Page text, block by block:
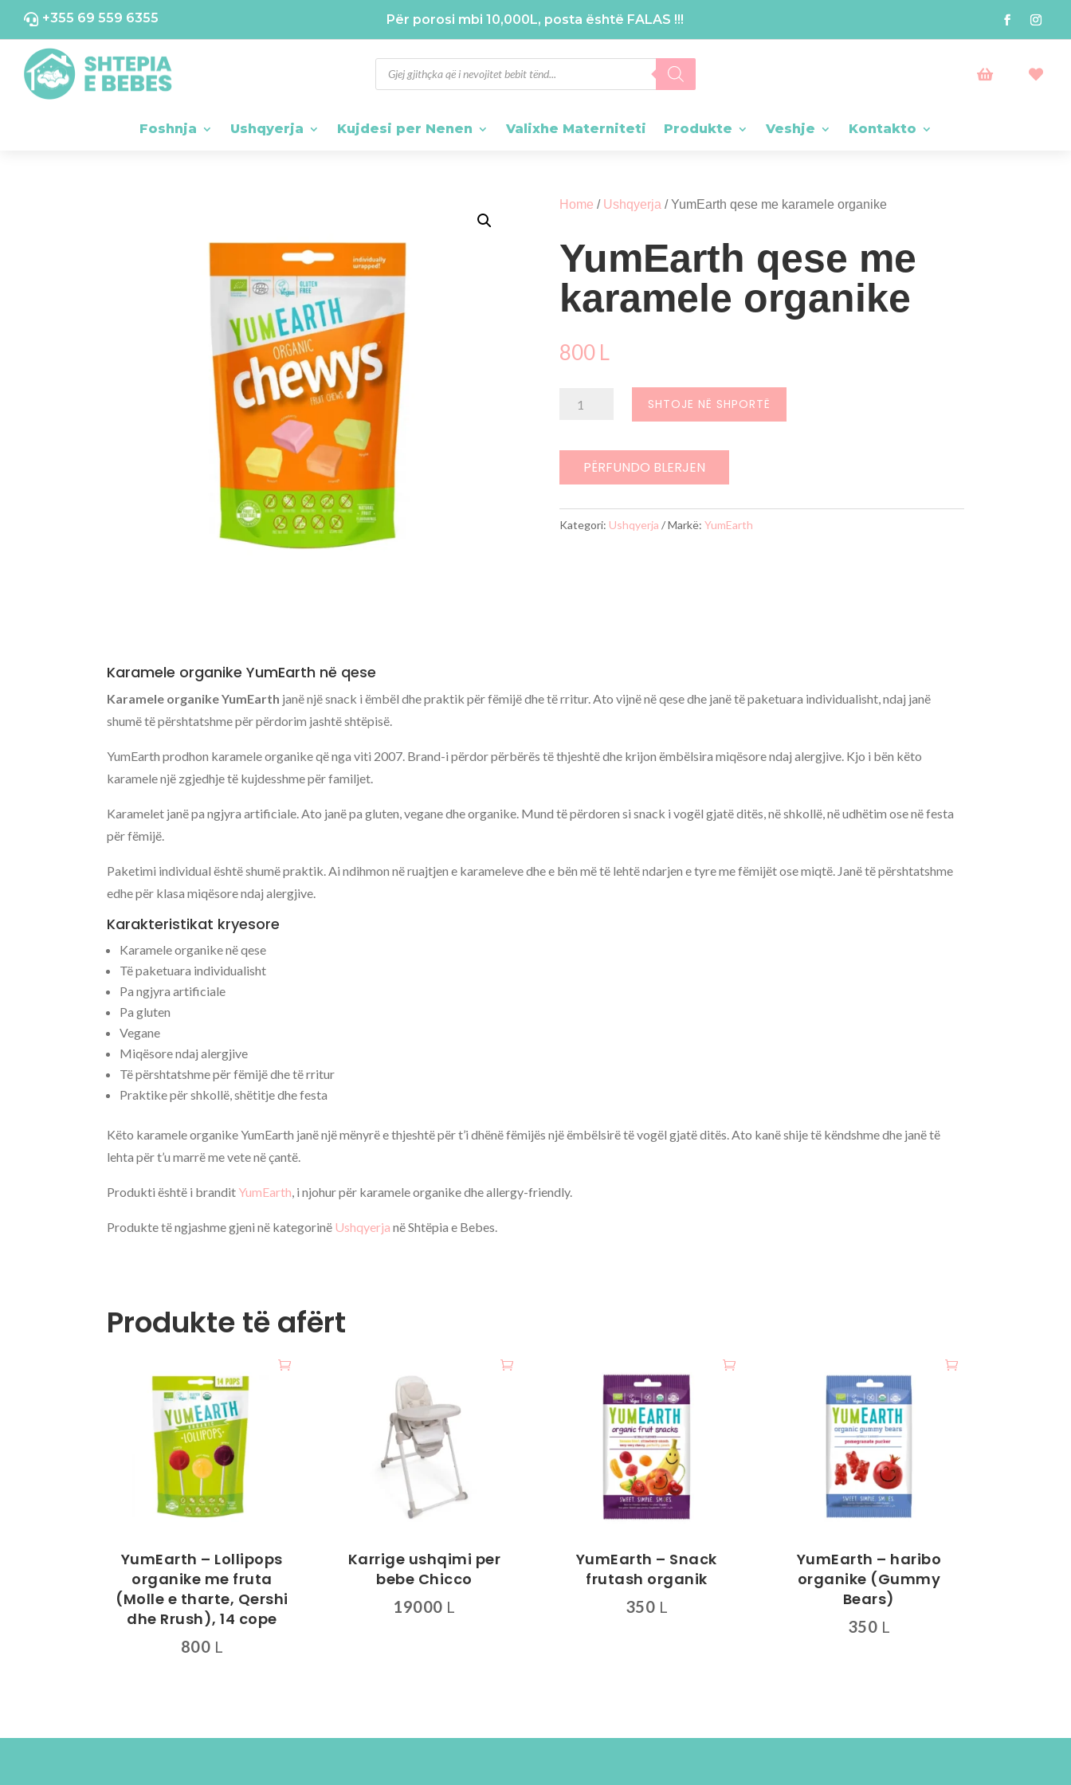
 +355 69 559 6355 Për porosi mbi 10,000L, posta është FALAS !!!
Products
search
 
Foshnja Ushqyerja Kujdesi per Nenen Valixhe Materniteti Produkte Veshje Kontakto
Home / Ushqyerja / YumEarth qese me karamele organike
YumEarth qese me
karamele organike
800 L
karamele
organike
SHTOJE NË SHPORTË
PËRFUNDO BLERJEN
Kategori: Ushqyerja Markë: YumEarth
Karamele organike YumEarth në qese
Karamele organike YumEarth janë një snack i ëmbël dhe praktik për fëmijë dhe të rritur. Ato vijnë në qese dhe janë të paketuara individualisht, ndaj janë
shumë të përshtatshme për përdorim jashtë shtëpisë.
YumEarth prodhon karamele organike që nga viti 2007. Brand-i përdor përbërës të thjeshtë dhe krijon ëmbëlsira miqësore ndaj alergjive. Kjo i bën këto
karamele një zgjedhje të kujdesshme për familjet.
Karamelet janë pa ngjyra artificiale. Ato janë pa gluten, vegane dhe organike. Mund të përdoren si snack i vogël gjatë ditës, në shkollë, në udhëtim ose në festa
për fëmijë.
Paketimi individual është shumë praktik. Ai ndihmon në ruajtjen e karameleve dhe e bën më të lehtë ndarjen e tyre me fëmijët ose miqtë. Janë të përshtatshme
edhe për klasa miqësore ndaj alergjive.
Karakteristikat kryesore
Karamele organike në qese
Të paketuara individualisht
Pa ngjyra artificiale
Pa gluten
Vegane
Miqësore ndaj alergjive
Të përshtatshme për fëmijë dhe të rritur
Praktike për shkollë, shëtitje dhe festa
Këto karamele organike YumEarth janë një mënyrë e thjeshtë për t’i dhënë fëmijës një ëmbëlsirë të vogël gjatë ditës. Ato kanë shije të këndshme dhe janë të
lehta për t’u marrë me vete në çantë.
Produkti është i brandit YumEarth, i njohur për karamele organike dhe allergy-friendly.
Produkte të ngjashme gjeni në kategorinë Ushqyerja në Shtëpia e Bebes.
Produkte të afërt
YumEarth – Lollipops
organike me fruta
(Molle e tharte, Qershi
dhe Rrush), 14 cope
800 L
Karrige ushqimi per
bebe Chicco
19000 L
YumEarth – Snack
frutash organik
350 L
YumEarth – haribo
organike (Gummy
Bears)
350 L